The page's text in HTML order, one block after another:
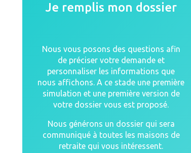
Je remplis mon dossier
Nous vous posons des questions afin
de préciser votre demande et
personnaliser les informations que
nous affichons. A ce stade une première
simulation et une première version de
votre dossier vous est proposé.
Nous générons un dossier qui sera
communiqué à toutes les maisons de
retraite qui vous intéressent.